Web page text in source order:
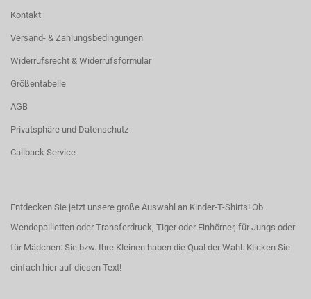
Kontakt
Versand- & Zahlungsbedingungen
Widerrufsrecht & Widerrufsformular
Größentabelle
AGB
Privatsphäre und Datenschutz
Callback Service
Entdecken Sie jetzt unsere große Auswahl an Kinder-T-Shirts! Ob
Wendepailletten oder Transferdruck, Tiger oder Einhörner, für Jungs oder
für Mädchen: Sie bzw. Ihre Kleinen haben die Qual der Wahl. Klicken Sie
einfach hier auf diesen Text!